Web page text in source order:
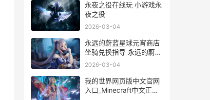
永夜之役在线玩 小游戏永
夜之役
2026-03-04
永远的蔚蓝星球元宵商店
坐骑兑换指导 永远的蔚蓝
星球破解版修改器
2026-03-04
我的世界网页版中文官网
入口_Minecraft中文正版